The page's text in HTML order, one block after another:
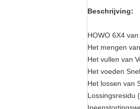
Beschrijving:
HOWO 6X4
Het mengen
Het vullen van
Het voeden
Het lossen van
Lossingsresidu